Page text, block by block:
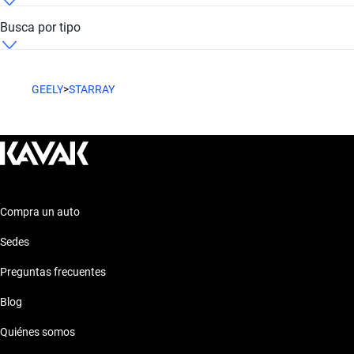
Geely Starray Metropolitana de Santiago Negro
Busca por tipo
GEELY>STARRAY
Compra un auto
Sedes
Preguntas frecuentes
Blog
Quiénes somos